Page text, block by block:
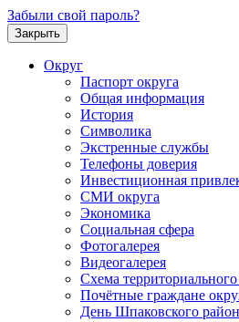
Забыли свой пароль?
Закрыть
Округ
Паспорт округа
Общая информация
История
Символика
Экстренные службы
Телефоны доверия
Инвестиционная
СМИ округа
Экономика
Социальная сфера
Фотогалерея
Видеогалерея
Схема
Почётные граждане
День Шпаковского